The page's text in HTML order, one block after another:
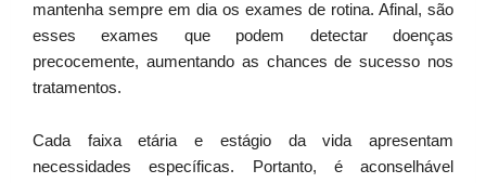
mantenha sempre em dia os exames de rotina. Afinal, são
esses exames que podem detectar doenças
precocemente, aumentando as chances de sucesso nos
tratamentos.
Cada faixa etária e estágio da vida apresentam
necessidades específicas. Portanto, é aconselhável